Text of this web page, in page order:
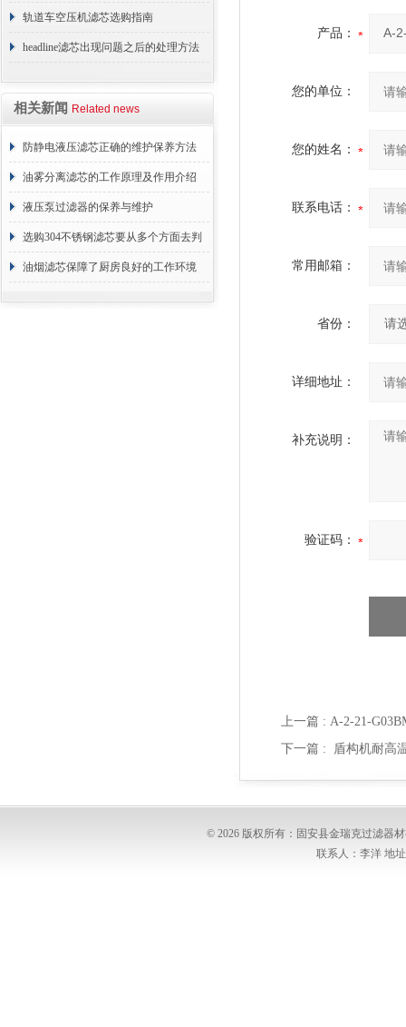
轨道车空压机滤芯选购指南
headline滤芯出现问题之后的处理方法
相关新闻 Related news
防静电液压滤芯正确的维护保养方法
油雾分离滤芯的工作原理及作用介绍
液压泵过滤器的保养与维护
选购304不锈钢滤芯要从多个方面去判
断
油烟滤芯保障了厨房良好的工作环境
产品：
您的单位：
您的姓名：
联系电话：
常用邮箱：
省份：
详细地址：
补充说明：
验证码：
上一篇 : A-2-21-
下一篇 : 盾构机耐高
© 2026 版权所有：固安县金瑞克过滤器
联系人：李洋 地